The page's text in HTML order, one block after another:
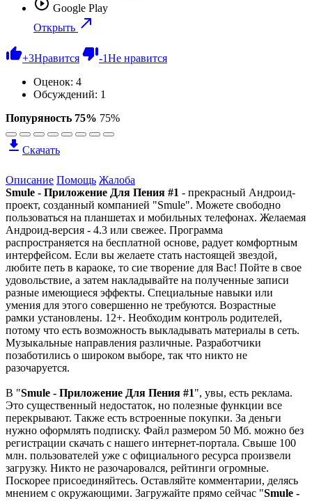
Google Play
Открыть
+3Нравится -1Не нравится
Оценок: 4
Обсуждений: 1
Попуряность 75% 75%
Скачать
Описание Помощь Жалоба
Smule - Приложение Для Пения #1 - прекрасный Андроид-
проект, созданный компанией "Smulе". Можете свободно
пользоваться на планшетах и мобильных телефонах. Желаемая
Андроид-версия - 4.3 или свежее. Программа
распространяется на бесплатной основе, радует комфортным
интерфейсом. Если вы желаете стать настоящей звездой,
любите петь в караоке, то сие творение для Вас! Пойте в свое
удовольствие, а затем накладывайте на полученные записи
разные имеющиеся эффекты. Специальные навыки или
умения для этого совершенно не требуются. Возрастные
рамки установлены. 12+. Необходим контроль родителей,
потому что есть возможность выкладывать материалы в сеть.
Музыкальные направления различные. Разработчики
позаботились о широком выборе, так что никто не
разочаруется.
В "Smule - Приложение Для Пения #1", увы, есть реклама.
Это существенный недостаток, но полезные функции все
перекрывают. Также есть встроенные покупки. За деньги
нужно оформлять подписку. Файл размером 50 Мб. можно без
регистрации скачать с нашего интернет-портала. Свыше 100
млн. пользователей уже с официального ресурса произвели
загрузку. Никто не разочаровался, рейтинги огромные.
Поскорее присоединяйтесь. Оставляйте комментарии, делясь
мнением с окружающими. Загружайте прямо сейчас "Smule -